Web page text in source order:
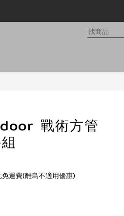
戰術方管
運費(離島不適用優惠)